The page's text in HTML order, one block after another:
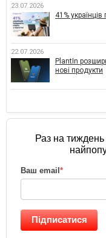
23.07.2026
41%
22.07.2026
PlantIn
нові продукти
Раз на
Ваш email *
Підписатися